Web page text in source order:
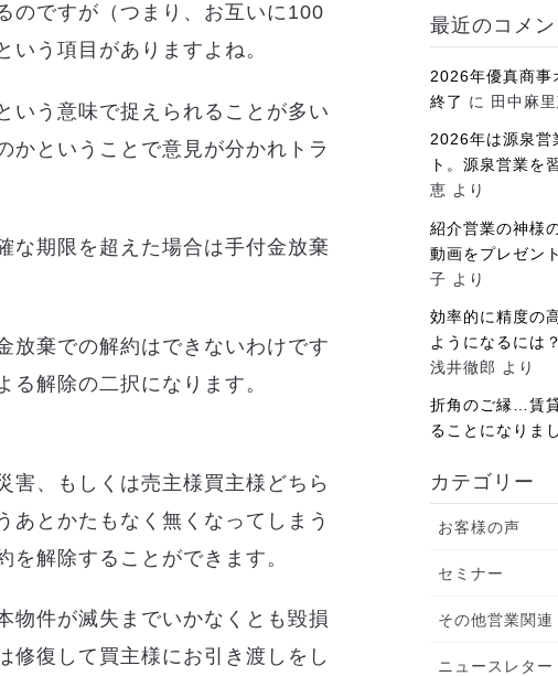
のですが（つまり、お互いに100
う項目がありますよね。
いう意味で捉えられることが多い
かということで意見が分かれトラ
な期限を超えた場合は手付金放棄
放棄での解約はできないわけです
解除の二択になります。
害、もしくは売主様買主様どちら
あとかたもなく無くなってしまう
を解除することができます。
物件が滅失までいかなくとも毀損
修復して買主様にお引き渡しをし
最近のコメン
2026年優真商事
終了 に 田中麻
2026年は源泉営
ト。源泉営業を
恵 より
紹介営業の神様
動画をプレゼン
子 より
効率的に精度の
ようになるには
浅井徹郎 より
折角のご縁…賃
ることになりま
カテゴリー
お客様の声
セミナー
その他営業関連
ニュースレター